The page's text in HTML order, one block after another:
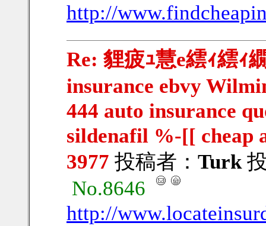
http://
Re: 貍疲ｭ慧e繧ｨ繧ｨ
insurance ebvy
444 auto insurance
sildenafil %-[[ cheap
3977 投稿者： Turk
No.8646
http://